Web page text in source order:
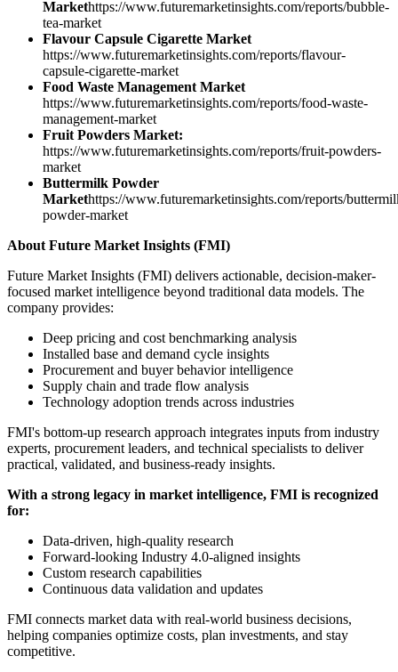
Markethttps://www.futuremarketinsights.com/reports/bubble-
tea-market
Flavour Capsule Cigarette Market
https://www.futuremarketinsights.com/reports/flavour-
capsule-cigarette-market
Food Waste Management Market
https://www.futuremarketinsights.com/reports/food-waste-
management-market
Fruit Powders Market:
https://www.futuremarketinsights.com/reports/fruit-powders-
market
Buttermilk Powder
Markethttps://www.futuremarketinsights.com/reports/
powder-market
About Future Market Insights (FMI)
Future Market Insights (FMI) delivers actionable, decision-maker-
focused market intelligence beyond traditional data models. The
company provides:
Deep pricing and cost benchmarking analysis
Installed base and demand cycle insights
Procurement and buyer behavior intelligence
Supply chain and trade flow analysis
Technology adoption trends across industries
FMI's bottom-up research approach integrates inputs from industry
experts, procurement leaders, and technical specialists to deliver
practical, validated, and business-ready insights.
With a strong legacy in market intelligence, FMI is recognized
for:
Data-driven, high-quality research
Forward-looking Industry 4.0-aligned insights
Custom research capabilities
Continuous data validation and updates
FMI connects market data with real-world business decisions,
helping companies optimize costs, plan investments, and stay
competitive.